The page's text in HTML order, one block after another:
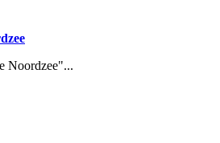
Noordzee"...